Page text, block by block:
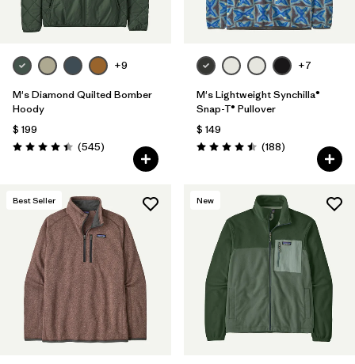
+9
M's Diamond Quilted Bomber
Hoody
$ 199
Valoración: 4.4 / 5
(545Comentarios
)
+7
M's Lightweight Synchilla®
Snap-T® Pullover
$ 149
Valoración: 4.5 / 5
(188Comentarios
)
Best Seller New